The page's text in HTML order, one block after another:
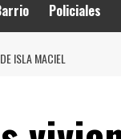
Policiales
ISLA MACIEL